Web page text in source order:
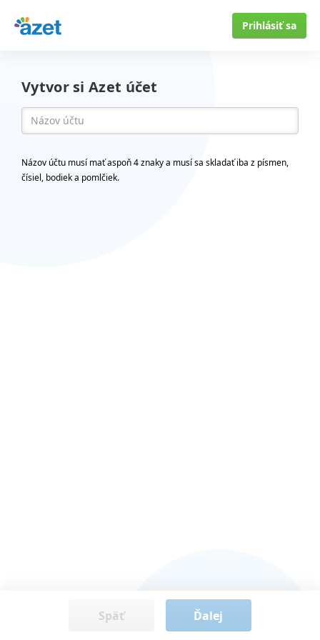
Prihlásiť sa
Vytvor si Azet účet
Názov účtu musí mať aspoň 4 znaky a musí sa skladať iba z písmen,
čísiel, bodiek a pomlčiek.